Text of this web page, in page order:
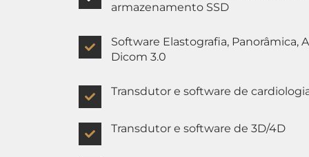
armazenamento SSD
Software Elastografia, Panorâmica,
Dicom 3.0
Transdutor e software de
Transdutor e software de 3D/4D